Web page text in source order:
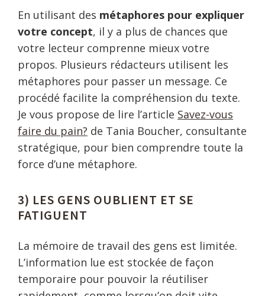
En utilisant des métaphores pour expliquer
votre concept, il y a plus de chances que
votre lecteur comprenne mieux votre
propos. Plusieurs rédacteurs utilisent les
métaphores pour passer un message. Ce
procédé facilite la compréhension du texte.
Je vous propose de lire l’article Savez-vous
faire du pain? de Tania Boucher, consultante
stratégique, pour bien comprendre toute la
force d’une métaphore.
3) LES GENS OUBLIENT ET SE
FATIGUENT
La mémoire de travail des gens est limitée.
L’information lue est stockée de façon
temporaire pour pouvoir la réutiliser